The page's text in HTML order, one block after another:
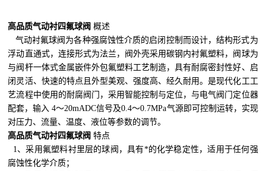
高品质气动衬四氟球阀 概述
气动衬氟球阀为各种强腐蚀性介质的启闭控制而设计，结构形式为
浮动直通式，连接形式为法兰，阀外壳采用碳钢内衬氟塑料，阀球为
与阀杆一体式金属嵌件外包氟塑料工艺制造，具有耐腐密封性好、启
闭灵活、快速的特点且外型美观、强度高、经久耐用。是现代化工工
艺流程中使用的耐腐阀门，采用智能控制与定位，与电气阀门定位器
配套，输入 4～20mADC信号及0.4～0.7MPa气源即可控制运转，实现
对压力、流量、温度、液位等参数的调节。
高品质气动衬四氟球阀 特点
1、采用氟塑料衬里层的球阀，具有*的化学稳定性，适用于任何强
腐蚀性化学介质；